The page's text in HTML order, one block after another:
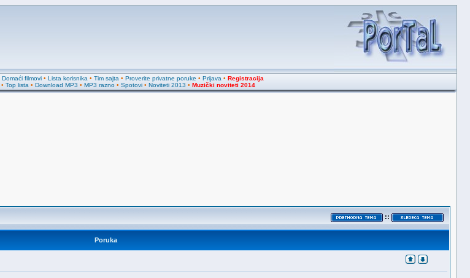
Domaći filmovi• Lista korisnika • Tim sajta • Proverite privatne poruke • Prijava • Registracija
• Top lista • Download MP3 • MP3 razno • Spotovi • Noviteti 2013 • Muzički noviteti 2014
::
Poruka